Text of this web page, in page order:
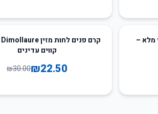
מלא –
25%
קווים עדינים
₪22.50
₪30.00